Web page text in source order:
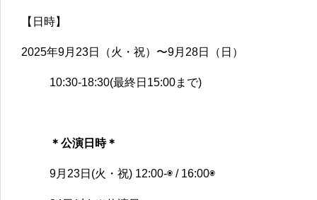
【日時】
2025年9月23日（火・祝）〜9月28日（日）
10:30-18:30(最終日15:00まで)
＊公演日時＊
9月23日(火・祝) 12:00-◉ / 16:00◉